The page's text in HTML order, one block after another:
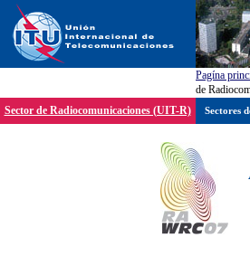
Pagína
de
Sector de Radiocomunicaciones (UIT-R)
Sectores